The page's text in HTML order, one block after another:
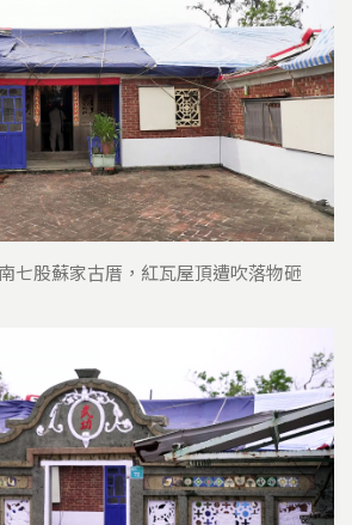
七股蘇家古厝，紅瓦屋頂遭吹落物砸